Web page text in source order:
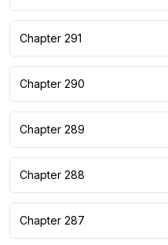
Chapter 291
Chapter 290
Chapter 289
Chapter 288
Chapter 287